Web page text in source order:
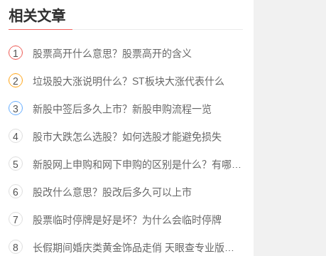
相关文章
1 股票高开什么意思？股票高开的含义
2 垃圾股大涨说明什么？ST板块大涨代表什么
3 新股中签后多久上市？新股申购流程一览
4 股市大跌怎么选股？如何选股才能避免损失
5 新股网上申购和网下申购的区别是什么？有哪些不同点
6 股改什么意思？股改后多久可以上市
7 股票临时停牌是好是坏？为什么会临时停牌
8 长假期间婚庆类黄金饰品走俏 天眼查专业版数据显示我国今年新增近6,000家黄金饰品相关企业